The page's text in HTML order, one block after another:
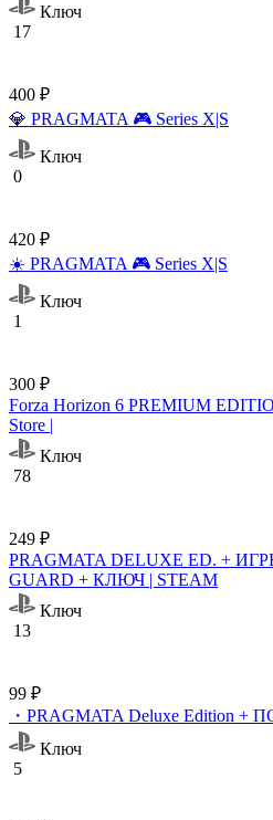
Ключ
17
400 ₽
💎 PRAGMATA 🎮 Series X|S
Ключ
0
420 ₽
☀️ PRAGMATA 🎮 Series X|S
Ключ
1
300 ₽
Forza Horizon 6 PREMIUM
Store |
Ключ
78
249 ₽
PRAGMATA DELUXE ED. +
GUARD + КЛЮЧ | STEAM
Ключ
13
99 ₽
・PRAGMATA Deluxe Edition +
Ключ
5